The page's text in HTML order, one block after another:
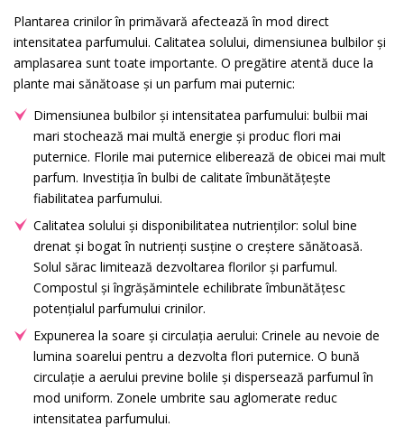
Plantarea crinilor în primăvară afectează în mod direct
intensitatea parfumului. Calitatea solului, dimensiunea bulbilor și
amplasarea sunt toate importante. O pregătire atentă duce la
plante mai sănătoase și un parfum mai puternic:
Dimensiunea bulbilor și intensitatea parfumului: bulbii mai
mari stochează mai multă energie și produc flori mai
puternice. Florile mai puternice eliberează de obicei mai mult
parfum. Investiția în bulbi de calitate îmbunătățește
fiabilitatea parfumului.
Calitatea solului și disponibilitatea nutrienților: solul bine
drenat și bogat în nutrienți susține o creștere sănătoasă.
Solul sărac limitează dezvoltarea florilor și parfumul.
Compostul și îngrășămintele echilibrate îmbunătățesc
potențialul parfumului crinilor.
Expunerea la soare și circulația aerului: Crinele au nevoie de
lumina soarelui pentru a dezvolta flori puternice. O bună
circulație a aerului previne bolile și dispersează parfumul în
mod uniform. Zonele umbrite sau aglomerate reduc
intensitatea parfumului.